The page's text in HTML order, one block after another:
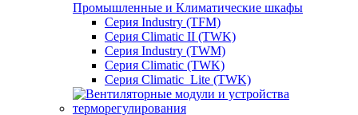
Промышленные и Климатические шкафы
Серия Industry (TFM)
Серия Climatic II (TWK)
Серия Industry (TWM)
Серия Climatic (TWK)
Серия Climatic_Lite (TWK)